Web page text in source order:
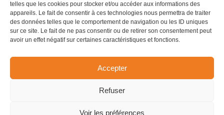
telles que les cookies pour stocker et/ou accéder aux informations des
appareils. Le fait de consentir à ces technologies nous permettra de traiter
des données telles que le comportement de navigation ou les ID uniques
sur ce site. Le fait de ne pas consentir ou de retirer son consentement peut
avoir un effet négatif sur certaines caractéristiques et fonctions.
Accepter
Refuser
Voir les préférences
horaire sur des sujets précis: aide au
diagnostic sur des produits existants, avis
technique de support pour des
investisseurs, conseil en compatibilité
détails dans la sectionConsultance